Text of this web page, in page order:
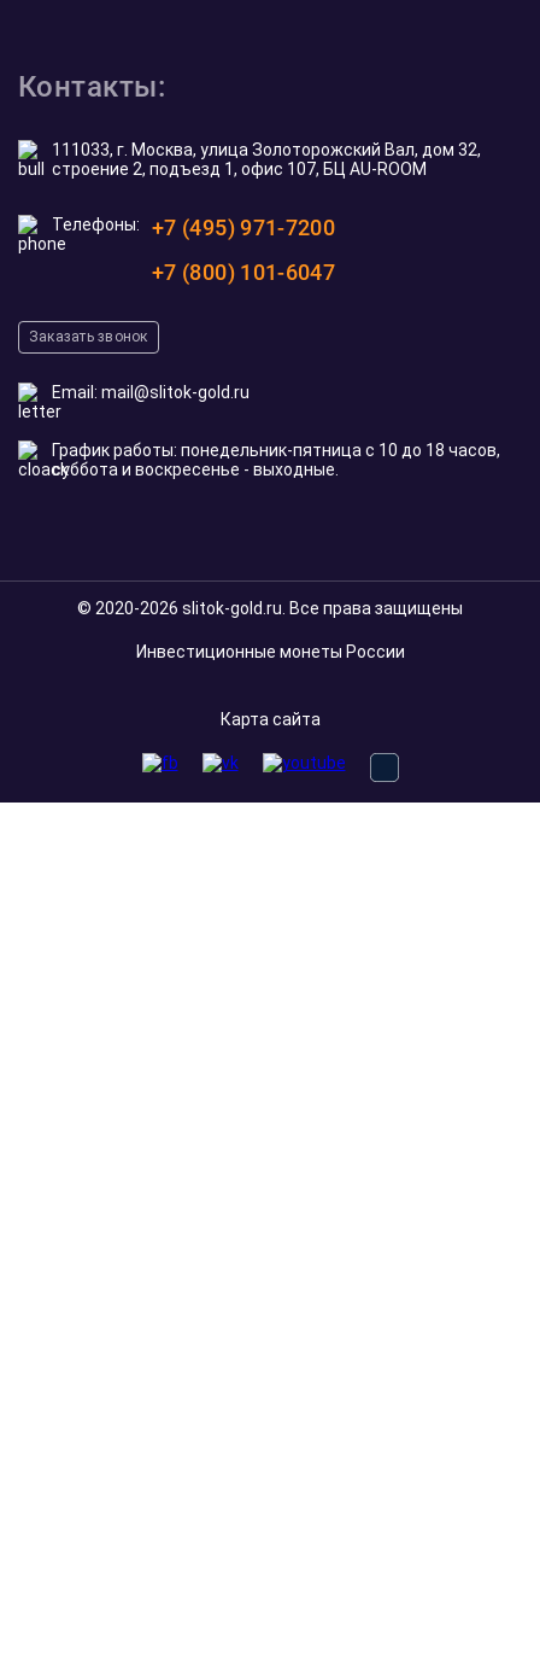
Контакты:
111033, г. Москва, улица Золоторожский Вал, дом 32,
строение 2, подъезд 1, офис 107, БЦ AU-ROOM
Телефоны:
+7 (495) 971-7200
+7 (800) 101-6047
Заказать звонок
Email: mail@slitok-gold.ru
График работы: понедельник-пятница с 10 до 18 часов,
суббота и воскресенье - выходные.
© 2020-2026 slitok-gold.ru. Все права защищены
Инвестиционные монеты России
Карта сайта